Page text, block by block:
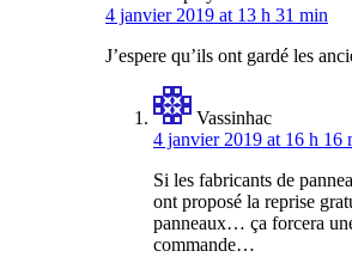
4 janvier 2019 at 13 h 31 min
J’espere qu’ils ont gardé les
Vassinhac
4 janvier 2019 at 16 h 16
Si les fabricants de
ont proposé la reprise
panneaux… ça forcera
commande…